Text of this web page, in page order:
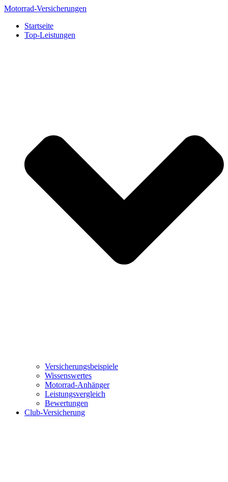
Zum
springen
Motorrad-Versicherungen
Startseite
Top-Leistungen
Versicherungsbeispiele
Wissenswertes
Motorrad-Anhänger
Leistungsvergleich
Bewertungen
Club-Versicherung